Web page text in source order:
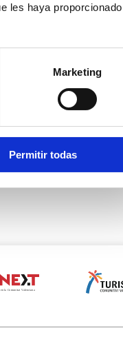
les haya
Marketing
Permitir todas